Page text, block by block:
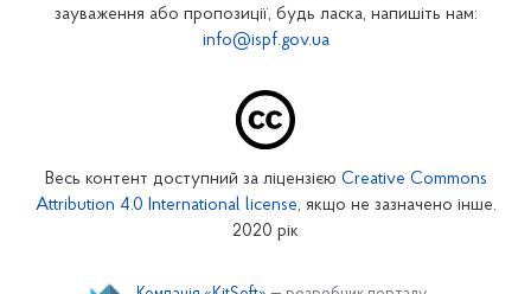
Закарпатське відділення
Запорізьке відділення
Кіровоградське відділення
зауваження або пропозиції, будь ласка, напишіть нам:
info@ispf.gov.ua
Весь контент доступний за ліцензією Creative Commons
Attribution 4.0 International license, якщо не зазначено інше.
2020 рік